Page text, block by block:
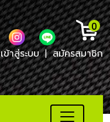
0
เข้าสู่ระบบ | สมัครสมาชิก